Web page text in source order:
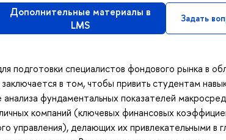
Дополнительные материалы в
LMS
Задать
подготовки специалистов фондового рынка в
в том, чтобы привить студентам
фундаментальных показателей
компаний (ключевых финансовых
управления), делающих их привлекательными в